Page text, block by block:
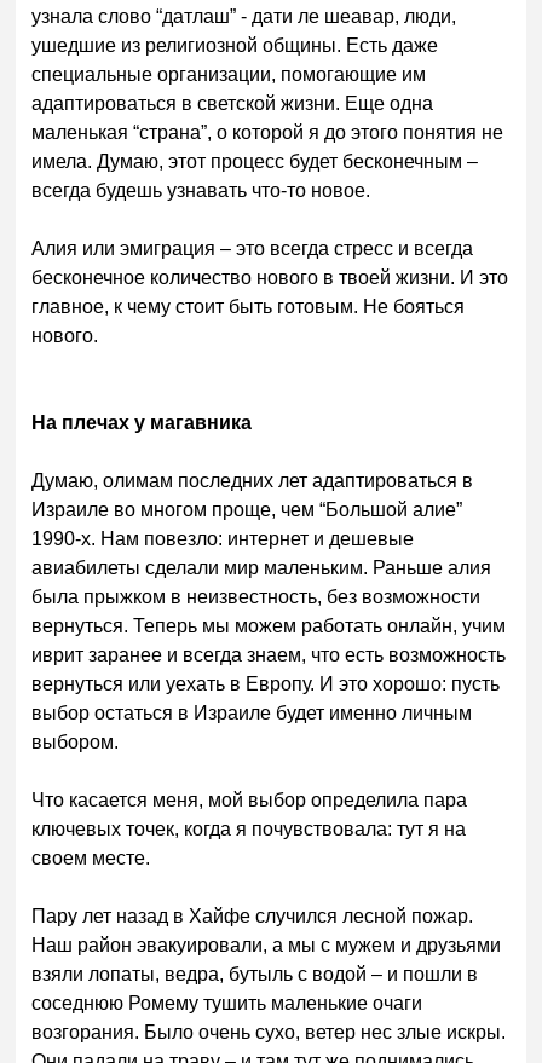
узнала слово “датлаш” - дати ле шеавар, люди,
ушедшие из религиозной общины. Есть даже
специальные организации, помогающие им
адаптироваться в светской жизни. Еще одна
маленькая “страна”, о которой я до этого понятия не
имела. Думаю, этот процесс будет бесконечным –
всегда будешь узнавать что-то новое.
Алия или эмиграция – это всегда стресс и всегда
бесконечное количество нового в твоей жизни. И это
главное, к чему стоит быть готовым. Не бояться
нового.
На плечах у магавника
Думаю, олимам последних лет адаптироваться в
Израиле во многом проще, чем “Большой алие”
1990-х. Нам повезло: интернет и дешевые
авиабилеты сделали мир маленьким. Раньше алия
была прыжком в неизвестность, без возможности
вернуться. Теперь мы можем работать онлайн, учим
иврит заранее и всегда знаем, что есть возможность
вернуться или уехать в Европу. И это хорошо: пусть
выбор остаться в Израиле будет именно личным
выбором.
Что касается меня, мой выбор определила пара
ключевых точек, когда я почувствовала: тут я на
своем месте.
Пару лет назад в Хайфе случился лесной пожар.
Наш район эвакуировали, а мы с мужем и друзьями
взяли лопаты, ведра, бутыль с водой – и пошли в
соседнюю Ромему тушить маленькие очаги
возгорания. Было очень сухо, ветер нес злые искры.